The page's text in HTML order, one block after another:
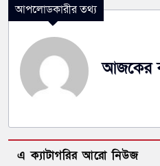
আপলোডকারীর তথ্য
আজকের
এ ক্যাটাগরির আরো নিউজ